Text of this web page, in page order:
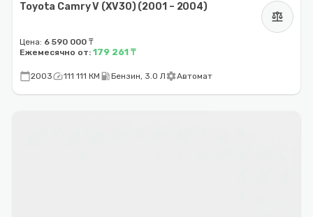
Toyota Camry V (XV30) (2001 – 2004)
balance
Цена: 6 590 000 ₸
Ежемесячно от: 179 261 ₸
calendar_today2003speed111 111 КМ local_gas_stationБензин, 3.0 ЛsettingsАвтомат